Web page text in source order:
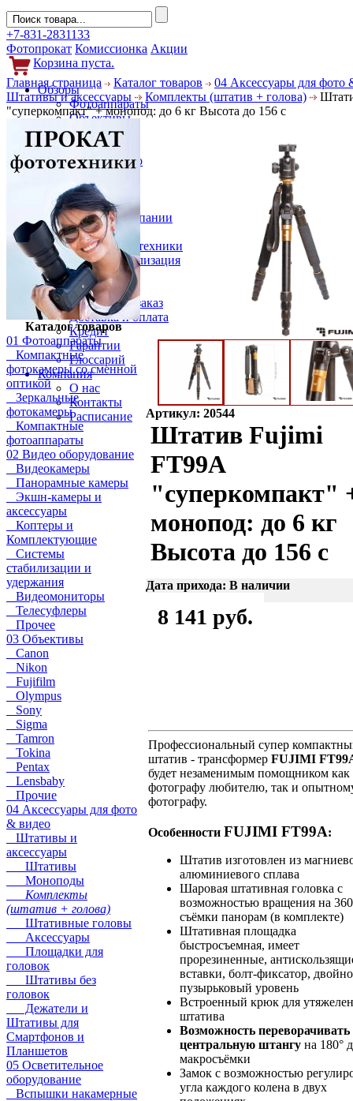
+7-831-2831133
Фотопрокат Комиссионка Акции
Корзина пуста.
Обзоры
Фотоаппараты
Объективы
Фильтры
Новости
Фото и видео
Аксессуары
Слухи
Новости компании
Услуги
Прокат фототехники
Выкуп и реализация
Покупателям
Акции
Как сделать заказ
Доставка и оплата
Кредит
Гарантии
Глоссарий
Компания
О нас
Контакты
Расписание
Главная страница Каталог товаров
04 Аксессуары для фото
Штативы и аксессуары
Комплекты (штатив + голова)
"суперкомпакт" + монопод: до 6 кг Высота до 156 с
Каталог товаров
01 Фотоаппараты
Компактные
фотокамеры со сменной
оптикой
Зеркальные
фотокамеры
Компактные
фотоаппараты
02 Видео оборудование
Видеокамеры
Панорамные камеры
Экшн-камеры и
аксессуары
Коптеры и
Комплектующие
Системы
стабилизации и
удержания
Видеомониторы
Телесуфлеры
Прочее
03 Объективы
Canon
Nikon
Fujifilm
Olympus
Sony
Sigma
Tamron
Tokina
Pentax
Lensbaby
Прочие
04 Аксессуары для фото
& видео
Штативы и
аксессуары
Штативы
Моноподы
Комплекты
(штатив + голова)
Штативные головы
Аксессуары
Площадки для
головок
Штативы без
головок
Дежатели и
Штативы для
Смартфонов и
Планшетов
05 Осветительное
оборудование
Вспышки накамерные
Артикул: 20544
Штатив Fujimi
FT99A
"суперкомпакт"
монопод: до 6 кг
Высота до 156 с
Дата прихода: В наличии
8 141 руб.
Профессиональный супер
штатив - трансформер FUJIMI
будет незаменимым помощником как
фотографу любителю, так и
фотографу.
Особенности FUJIMI FT99A:
Штатив изготовлен из
алюминиевого сплава
Шаровая штативная головка с
возможностью вращения на
съёмки панорам (в комплекте)
Штативная площадка
быстросъемная, имеет
прорезиненные,
вставки, болт-фиксатор,
пузырьковый уровень
Встроенный крюк для
штатива
Возможность переворачивать
центральную штангу на 180°
макросъёмки
Замок с возможностью
угла каждого колена в двух